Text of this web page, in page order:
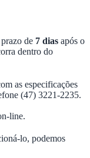
de 7 dias após o
dentro do
as especificações
(47) 3221-2235.
line.
lo, podemos